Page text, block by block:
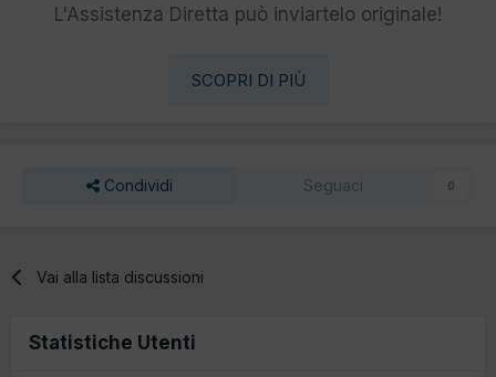
L'Assistenza Diretta può inviartelo originale!
SCOPRI DI PIÙ
Condividi Seguaci 0
Vai alla lista discussioni
Statistiche Utenti